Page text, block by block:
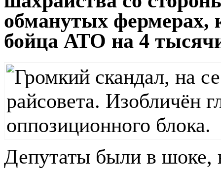
обманутых фермерах,
бойца АТО на 4
Депутаты были в шоке,